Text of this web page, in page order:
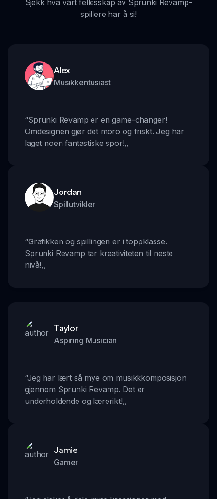
Sjekk hva vårt fellesskap av Sprunki Revamp-
spillere har å si!
Alex
Musikkentusiast
“Sprunki Revamp er en game-changer!
Omdesignen gjør det moro og friskt. Jeg har
laget noen fantastiske spor!,,
Jordan
Spillutvikler
“Grafikken og spillingen er i toppklasse.
Sprunki Revamp tar kreativiteten til neste
nivå!,,
Taylor
Aspiring Musician
“Jeg har lært så mye om musikkkomposisjon
gjennom Sprunki Revamp. Det er
underholdende og lærerikt!,,
Jamie
Gamer